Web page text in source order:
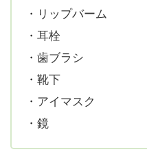
・リップバーム
・耳栓
・歯ブラシ
・靴下
・アイマスク
・鏡